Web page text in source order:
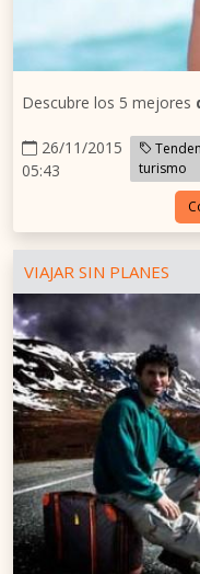
Descubre los 5 mejores
26/11/2015
05:43
turismo
VIAJAR SIN PLANES